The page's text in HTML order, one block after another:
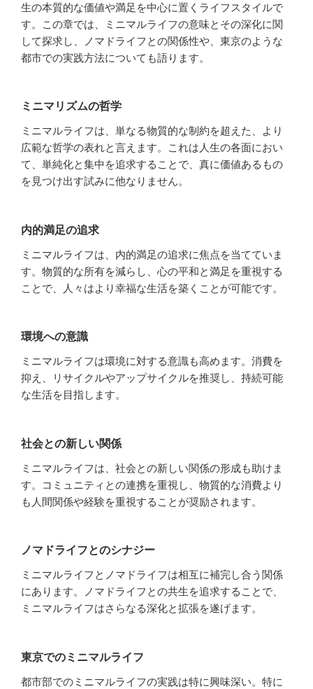
生の本質的な価値や満足を中心に置くライフスタイルで
す。この章では、ミニマルライフの意味とその深化に関
して探求し、ノマドライフとの関係性や、東京のような
都市での実践方法についても語ります。
ミニマリズムの哲学
ミニマルライフは、単なる物質的な制約を超えた、より
広範な哲学の表れと言えます。これは人生の各面におい
て、単純化と集中を追求することで、真に価値あるもの
を見つけ出す試みに他なりません。
内的満足の追求
ミニマルライフは、内的満足の追求に焦点を当てていま
す。物質的な所有を減らし、心の平和と満足を重視する
ことで、人々はより幸福な生活を築くことが可能です。
環境への意識
ミニマルライフは環境に対する意識も高めます。消費を
抑え、リサイクルやアップサイクルを推奨し、持続可能
な生活を目指します。
社会との新しい関係
ミニマルライフは、社会との新しい関係の形成も助けま
す。コミュニティとの連携を重視し、物質的な消費より
も人間関係や経験を重視することが奨励されます。
ノマドライフとのシナジー
ミニマルライフとノマドライフは相互に補完し合う関係
にあります。ノマドライフとの共生を追求することで、
ミニマルライフはさらなる深化と拡張を遂げます。
東京でのミニマルライフ
都市部でのミニマルライフの実践は特に興味深い。特に